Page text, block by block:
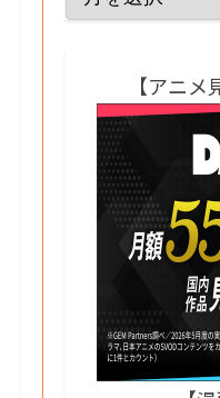
【アニメ